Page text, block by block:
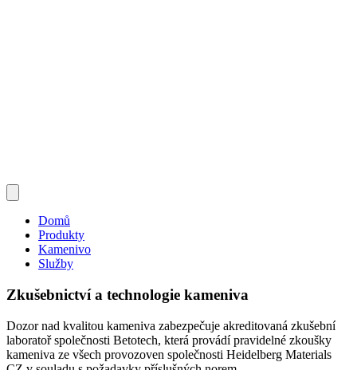
Domů
Produkty
Kamenivo
Služby
Zkušebnictví a technologie kameniva
Dozor nad kvalitou kameniva zabezpečuje akreditovaná zkušební
laboratoř společnosti Betotech, která provádí pravidelné zkoušky
kameniva ze všech provozoven společnosti Heidelberg Materials